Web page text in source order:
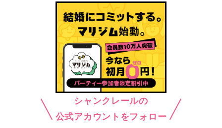
シャンクレールの
公式アカウントをフォロー